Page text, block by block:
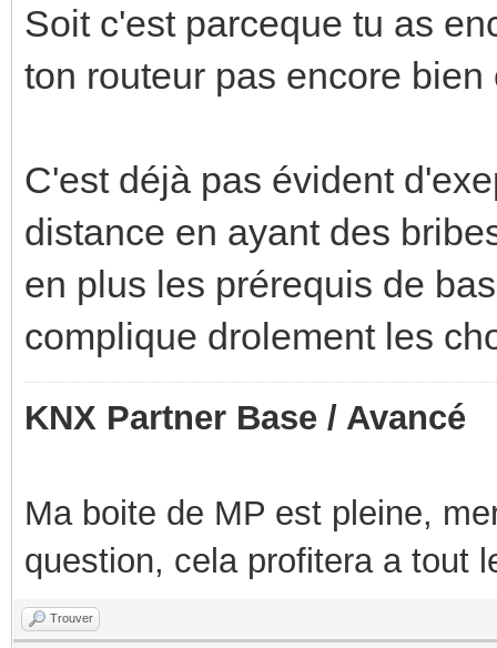
Soit c'est parceque tu as
ton routeur pas encore bien
C'est déjà pas évident
distance en ayant des
en plus les prérequis de
complique drolement les
KNX Partner Base / Avancé
Ma boite de MP est pleine,
question, cela profitera a tout
Trouver